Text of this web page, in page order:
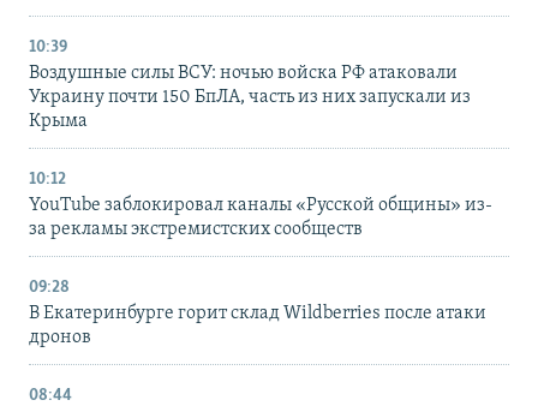
10:39
Воздушные силы ВСУ: ночью войска РФ атаковали
Украину почти 150 БпЛА, часть из них запускали из
Крыма
10:12
YouTube заблокировал каналы «Русской общины» из-
за рекламы экстремистских сообществ
09:28
В Екатеринбурге горит склад Wildberries после атаки
дронов
08:44